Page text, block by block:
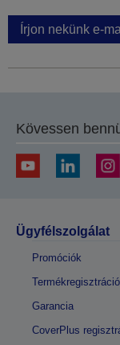
Írjon nekünk e-
Kövessen
Ügyfélszolgálat
Promóciók
Termékregisztráció
Garancia
CoverPlus